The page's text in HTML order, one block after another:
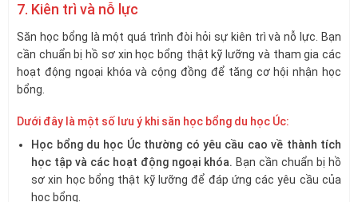
7. Kiên trì và nỗ lực
Săn học bổng là một quá trình đòi hỏi sự kiên trì và nỗ lực. Bạn
cần chuẩn bị hồ sơ xin học bổng thật kỹ lưỡng và tham gia các
hoạt động ngoại khóa và cộng đồng để tăng cơ hội nhận học
bổng.
Dưới đây là một số lưu ý khi săn học bổng du học Úc:
Học bổng du học Úc thường có yêu cầu cao về thành tích
học tập và các hoạt động ngoại khóa. Bạn cần chuẩn bị hồ
sơ xin học bổng thật kỹ lưỡng để đáp ứng các yêu cầu của
học bổng.